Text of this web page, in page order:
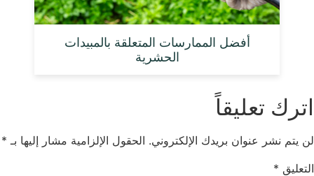
أفضل الممارسات المتعلقة بالمبيدات
الحشرية
اترك تعليقاً
لن يتم نشر عنوان بريدك الإلكتروني. الحقول الإلزامية مشار إليها بـ *
التعليق *